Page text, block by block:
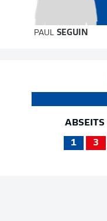
PAUL SEGUIN
ABSEITS
1 3